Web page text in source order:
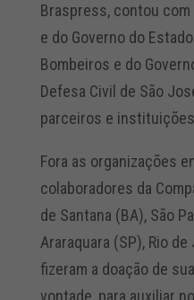
Braspress, contou com
e do Governo do
Bombeiros e do
Defesa Civil de São
parceiros e
Fora as organizações
colaboradores da
de Santana (BA), São
Araraquara (SP), Rio
fizeram a doação de
vontade, para auxiliar